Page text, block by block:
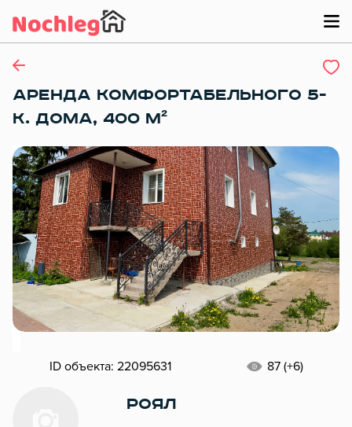
АРЕНДА КОМФОРТАБЕЛЬНОГО 5-
К. ДОМА, 400 М²
ID объекта: 22095631 87 (+6)
Роял